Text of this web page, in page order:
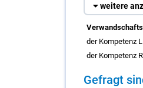
weitere
der Kompetenz
der Kompetenz
Ge­fragt